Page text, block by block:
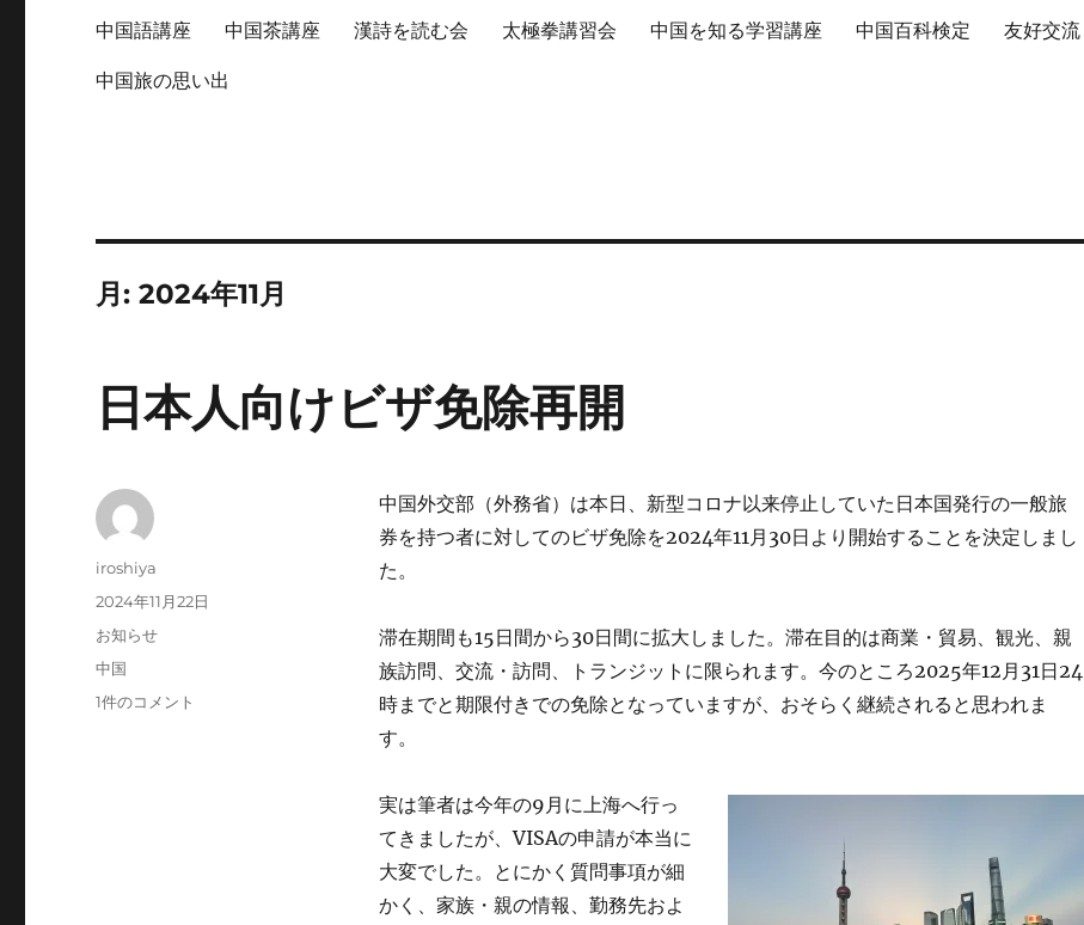
中国語講座 中国茶講座 漢詩を読む会 太極拳講習会 中国を知る学習講座 中国百科検定 友好交流
中国旅の思い出
月:2024年11月
日本人向けビザ免除再開
中国外交部（外務省）は本日、新型コロナ以来停止していた日本国発行の一般旅
券を持つ者に対してのビザ免除を2024年11月30日より開始することを決定しまし
た。
滞在期間も15日間から30日間に拡大しました。滞在目的は商業・貿易、観光、親
族訪問、交流・訪問、トランジットに限られます。今のところ2025年12月31日24
時までと期限付きでの免除となっていますが、おそらく継続されると思われま
す。
実は筆者は今年の9月に上海へ行っ
てきましたが、VISAの申請が本当に
大変でした。とにかく質問事項が細
かく、家族・親の情報、勤務先およ
投
iroshiya
投
稿
2024年11月22日
カ
テ
リ
お知らせ
タ
グ
中国
日
1件のコメント